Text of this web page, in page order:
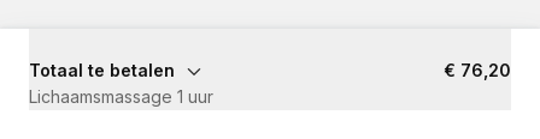
Totaal te betalen
€ 76,20
Lichaamsmassage 1 uur